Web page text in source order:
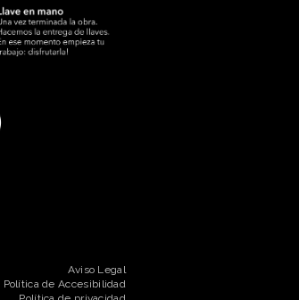
Aviso Legal
Política de Accesibilidad